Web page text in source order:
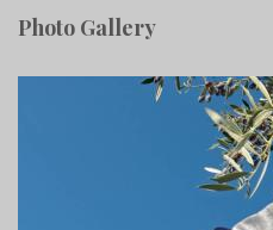
Photo Gallery